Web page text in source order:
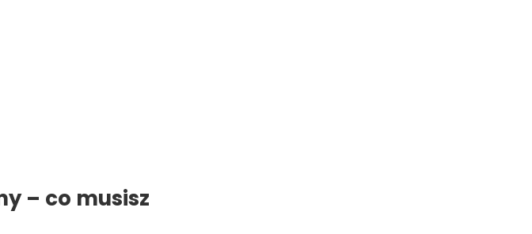
– co musisz